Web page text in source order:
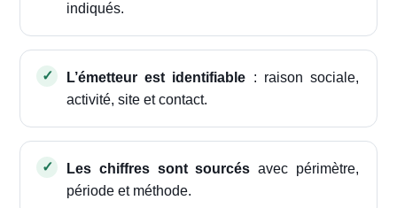
indiqués.
L’émetteur est identifiable : raison sociale,
activité, site et contact.
Les chiffres sont sourcés avec périmètre,
période et méthode.